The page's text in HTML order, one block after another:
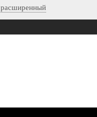
расширенный